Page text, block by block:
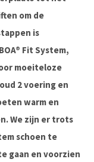
om de
is
Fit System,
moeiteloze
2 voering en
warm en
We zijn er trots
schoen te
gaan en voorzien